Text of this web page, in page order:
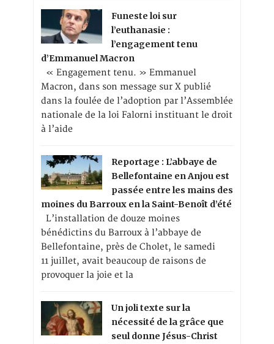
Funeste loi sur
l’euthanasie :
l’engagement tenu
d’Emmanuel Macron
« Engagement tenu. » Emmanuel
Macron, dans son message sur X publié
dans la foulée de l’adoption par l’Assemblée
nationale de la loi Falorni instituant le droit
à l’aide
Reportage : L’abbaye de
Bellefontaine en Anjou est
passée entre les mains des
moines du Barroux en la Saint-Benoît d’été
L’installation de douze moines
bénédictins du Barroux à l’abbaye de
Bellefontaine, près de Cholet, le samedi
11 juillet, avait beaucoup de raisons de
provoquer la joie et la
Un joli texte sur la
nécessité de la grâce que
seul donne Jésus-Christ